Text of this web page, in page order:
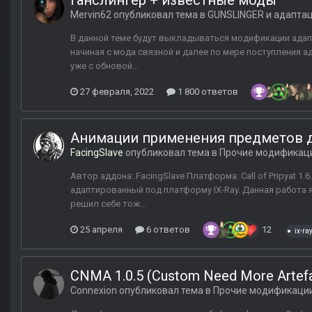
Mervin62 опубликовал тема в GUNSLINGER и
В данной теме будут выкладываться модификации
начиная с мода связной и далее по мере поступления
уже с обновой...
27 февраля, 2022 1 800 ответов
Анимации применения предметов
FacingSlave опубликовал тема в Прочие
Автор аддона: FacingSlave Платформа: Call of Pripyat
адаптированный под платформу IX-Ray. Данная
решил себе тож...
25 апреля 6 ответов 12 ix-ray
CNMA 1.0.5 (Custom Need More
Connexion опубликовал тема в Прочие